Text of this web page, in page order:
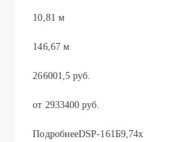
10,81 м
146,67 м
266001,5 руб.
от 2933400 руб.
ПодробнееDSP-161Б9,74х